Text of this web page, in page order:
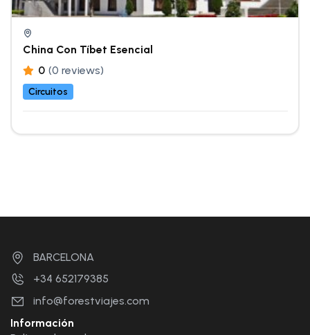
China Con Tíbet Esencial
0 (0 reviews)
Circuitos
BARCELONA
+34 652179385
info@forestviajes.com
Información